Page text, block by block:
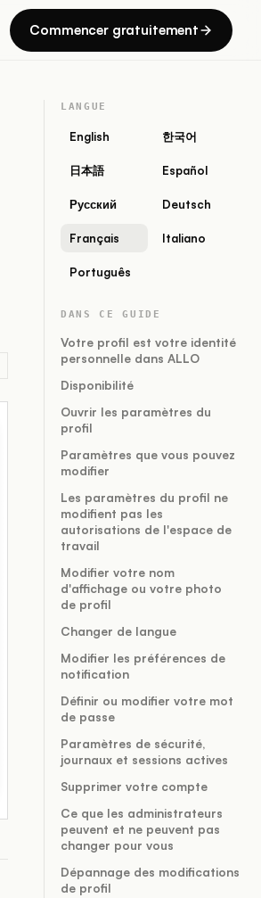
Commencer gratuitement
LANGUE
English 한국어
日本語 Español
Русский Deutsch
Français Italiano
Português
DANS CE GUIDE
Votre profil est votre identité
personnelle dans ALLO
Disponibilité
Ouvrir les paramètres du
profil
Paramètres que vous pouvez
modifier
Les paramètres du profil ne
modifient pas les
autorisations de l'espace de
travail
Modifier votre nom
d'affichage ou votre photo
de profil
Changer de langue
Modifier les préférences de
notification
Définir ou modifier votre mot
de passe
Paramètres de sécurité,
journaux et sessions actives
Supprimer votre compte
Ce que les administrateurs
peuvent et ne peuvent pas
changer pour vous
Dépannage des modifications
de profil